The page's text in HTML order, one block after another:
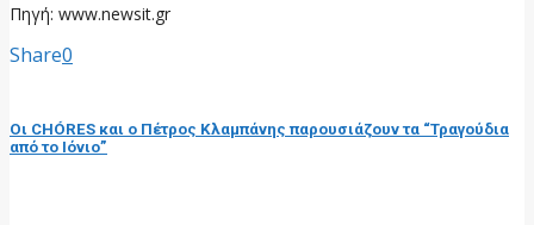
Πηγή: www.newsit.gr
Share0
Οι CHÓRES και ο Πέτρος Κλαμπάνης παρουσιάζουν τα “Τραγούδια
από το Ιόνιο”